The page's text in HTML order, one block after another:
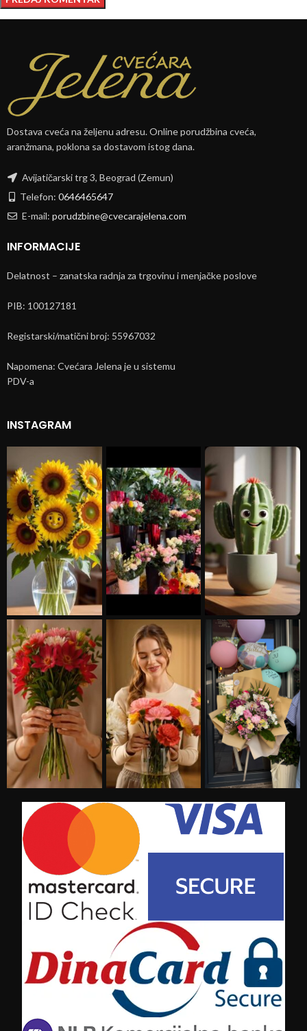
Dostava cveća na željenu adresu. Online porudžbina cveća,
aranžmana, poklona sa dostavom istog dana.
Avijatičarski trg 3, Beograd (Zemun)
Telefon: 0646465647
E-mail: porudzbine@cvecarajelena.com
INFORMACIJE
Delatnost – zanatska radnja za trgovinu i menjačke poslove
PIB: 100127181
Registarski/matični broj: 55967032
Napomena: Cvećara Jelena je u sistemu
PDV-a
INSTAGRAM